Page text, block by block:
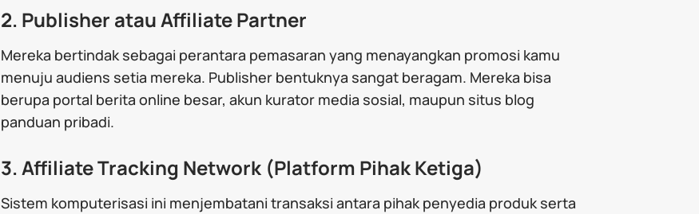
2. Publisher atau Affiliate Partner
Mereka bertindak sebagai perantara pemasaran yang menayangkan promosi kamu
menuju audiens setia mereka. Publisher bentuknya sangat beragam. Mereka bisa
berupa portal berita online besar, akun kurator media sosial, maupun situs blog
panduan pribadi.
3. Affiliate Tracking Network (Platform Pihak Ketiga)
Sistem komputerisasi ini menjembatani transaksi antara pihak penyedia produk serta